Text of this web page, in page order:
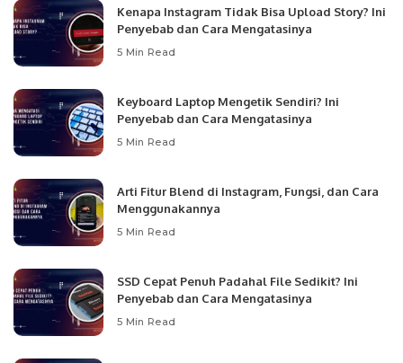
Kenapa Instagram Tidak Bisa Upload Story? Ini
Penyebab dan Cara Mengatasinya
5 Min Read
Keyboard Laptop Mengetik Sendiri? Ini
Penyebab dan Cara Mengatasinya
5 Min Read
Arti Fitur Blend di Instagram, Fungsi, dan Cara
Menggunakannya
5 Min Read
SSD Cepat Penuh Padahal File Sedikit? Ini
Penyebab dan Cara Mengatasinya
5 Min Read